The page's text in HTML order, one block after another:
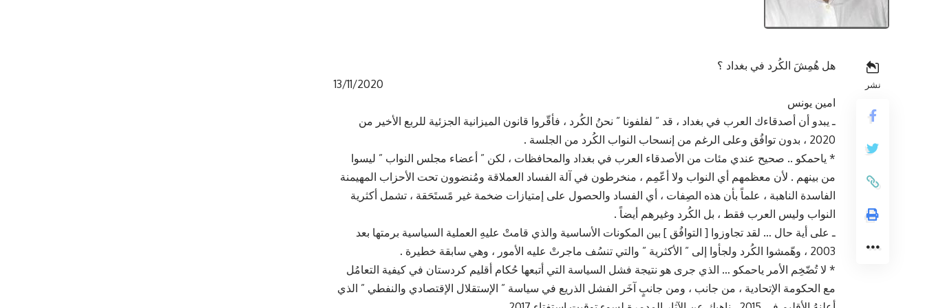
نشر
هل هُمِشَ الكُرد في بغداد ؟
13/11/2020
امين يونس
ـ يبدو أن أصدقاءك العرب في بغداد ، قد ” لفلفونا ” نحنُ الكُرد ، فأقّروا قانون الميزانية الجزئية للربع الأخير من
2020 ، بدون توافُق وعلى الرغم من إنسحاب النواب الكُرد من الجلسة .
* ياحمكو .. صحيح عندي مئات من الأصدقاء العرب في بغداد والمحافظات ، لكن ” أعضاء مجلس النواب ” ليسوا
من بينهم . لأن معظمهم أي النواب ولا أعّمِم ، منخرطون في آلة الفساد العملاقة ومُنضوون تحت الأحزاب المهيمنة
الفاسدة الناهبة ، علماً بأن هذه الصِفات ، أي الفساد والحصول على إمتيازات ضخمة غير مًستَحَقة ، تشمل أكثرية
النواب وليس العرب فقط ، بل الكُرد وغيرهم أيضاً .
ـ على أية حال … لقد تجاوزوا [ التوافُق ] بين المكونات الأساسية والذي قامتْ عليهِ العملية السياسية برمتها بعد
2003 ، وهّمشوا الكُرد ولجأوا إلى ” الأكثرية ” والتي تنسُف ماجرتْ عليه الأمور ، وهي سابقة خطيرة .
* لا تُضّخِم الأمر ياحمكو … الذي جرى هو نتيجة فشل السياسة التي أتبعها حُكام أقليم كردستان في كيفية التعامُل
مع الحكومة الإتحادية ، من جانب ، ومن جانبٍ آخَر الفشل الذريع في سياسة ” الإستقلال الإقتصادي والنفطي ” الذي